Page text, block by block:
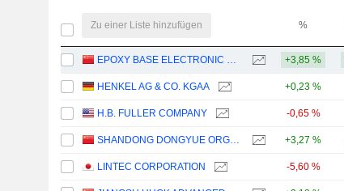
Zu einer Liste hinzufügen %
EPOXY BASE ELECTRONIC MATERIAL CORPORATION LIMITED +3,85 %
HENKEL AG & CO. KGAA +0,23 %
H.B. FULLER COMPANY -0,65 %
SHANDONG DONGYUE ORGANOSILICON MATERIALS CO., LTD. +3,27 %
LINTEC CORPORATION -5,60 %